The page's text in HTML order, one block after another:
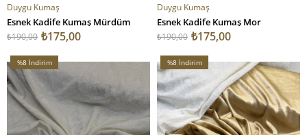
Duygu Kumaş
Esnek Kadife Kumaş Mürdüm
₺175,00
₺190,00
Duygu Kumaş
Esnek Kadife Kumaş Mor
₺175,00
₺190,00
%8 İndirim
%8İndirim
%8 İndirim
%8İndirim